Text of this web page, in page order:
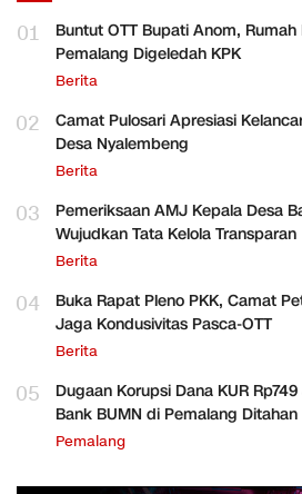
01
Buntut OTT Bupati Anom,
Pemalang Digeledah KPK
Berita
02
Camat Pulosari Apresiasi
Desa Nyalembeng
Berita
03
Pemeriksaan AMJ Kepala Desa
Wujudkan Tata Kelola Transparan
Berita
04
Buka Rapat Pleno PKK, Camat
Jaga Kondusivitas Pasca-OTT
Berita
05
Dugaan Korupsi Dana KUR
Bank BUMN di Pemalang
Pemalang